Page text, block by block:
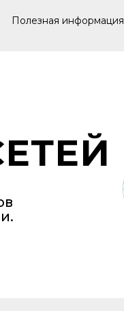
Полезная информация